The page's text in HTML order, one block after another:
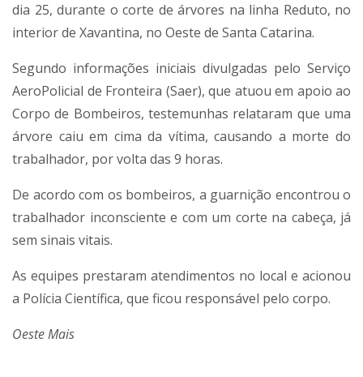
dia 25, durante o corte de árvores na linha Reduto, no
interior de Xavantina, no Oeste de Santa Catarina.
Segundo informações iniciais divulgadas pelo Serviço
AeroPolicial de Fronteira (Saer), que atuou em apoio ao
Corpo de Bombeiros, testemunhas relataram que uma
árvore caiu em cima da vítima, causando a morte do
trabalhador, por volta das 9 horas.
De acordo com os bombeiros, a guarnição encontrou o
trabalhador inconsciente e com um corte na cabeça, já
sem sinais vitais.
As equipes prestaram atendimentos no local e acionou
a Polícia Científica, que ficou responsável pelo corpo.
Oeste Mais